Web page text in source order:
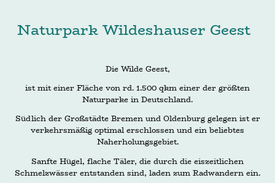
Naturpark Wildeshauser Geest
Die Wilde Geest,
ist mit einer Fläche von rd. 1.500 qkm einer der größten
Naturparke in Deutschland.
Südlich der Großstädte Bremen und Oldenburg gelegen ist er
verkehrsmäßig optimal erschlossen und ein beliebtes
Naherholungsgebiet.
Sanfte Hügel, flache Täler, die durch die eiszeitlichen
Schmelzwässer entstanden sind, laden zum Radwandern ein.